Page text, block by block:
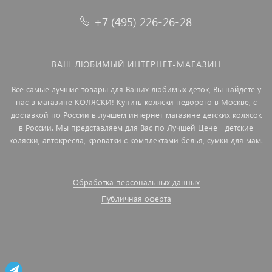
+7 (495) 226-26-28
ВАШ ЛЮБИМЫЙ ИНТЕРНЕТ-МАГАЗИН
Все самые лучшие товары для Ваших любимых деток, Вы найдете у
нас в магазине КОЛЯСКИ! Купить коляски недорого в Москве, с
доставкой по России в лучшем интернет-магазине детских колясок
в России. Мы представляем для Вас по Лучшей Цене - детские
коляски, автокресла, кроватки с комплектами белья, сумки для мам.
Обработка персональных данных
Публичная оферта